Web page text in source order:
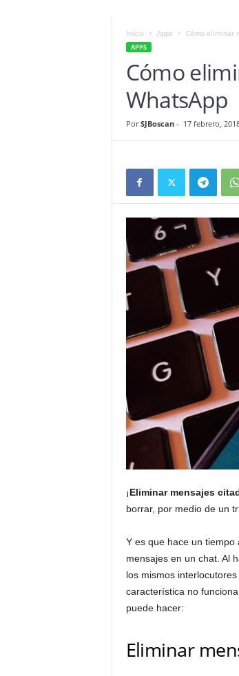
Inicio Apps Cómo eliminar
APPS
Cómo
WhatsApp
Por SJBoscan- 17 febrero,
¡Eliminar mensajes
borrar, por medio de un
Y es que hace un tiempo
mensajes en un chat. Al
los mismos
característica no
puede hacer:
Eliminar